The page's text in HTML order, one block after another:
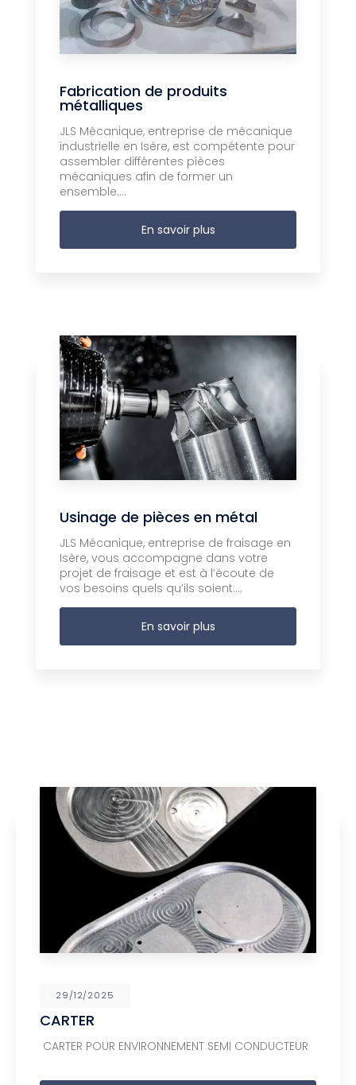
Fabrication de produits
métalliques
JLS Mécanique, entreprise de mécanique
industrielle en Isère, est compétente pour
assembler différentes pièces
mécaniques afin de former un
ensemble....
En savoir plus
Usinage de pièces en métal
JLS Mécanique, entreprise de fraisage en
Isère, vous accompagne dans votre
projet de fraisage et est à l’écoute de
vos besoins quels qu’ils soient....
En savoir plus
29/12/2025
CARTER
CARTER POUR ENVIRONNEMENT SEMI CONDUCTEUR